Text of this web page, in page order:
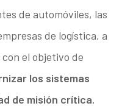
de automóviles, las
de logística, a
el objetivo de
los sistemas
de misión crítica.